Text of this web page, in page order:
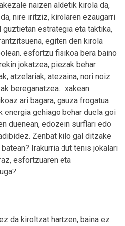
naizen aldetik kirola da,
nire iritziz, kirolaren ezaugarri
guztietan estrategia eta taktika,
egiten den kirola
esfortzu fisikoa bera baino
jokatzea, piezak behar
atzelariak, atezaina, nori noiz
bereganatzea... xakean
ari bagara, gauza frogatua
energia gehiago behar duela goi
duenean, edozein surflari edo
Zenbat kilo gal ditzake
Irakurria dut tenis jokalari
esfortzuaren eta
da kiroltzat hartzen, baina ez